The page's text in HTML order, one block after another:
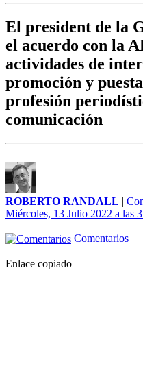
El president de la
el acuerdo con la
actividades de
promoción y
profesión
comunicación
ROBERTO RANDALL |
Miércoles, 13 Julio 2022 a las
Comentarios
Enlace copiado